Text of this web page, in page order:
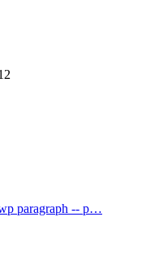
paragraph -- p…